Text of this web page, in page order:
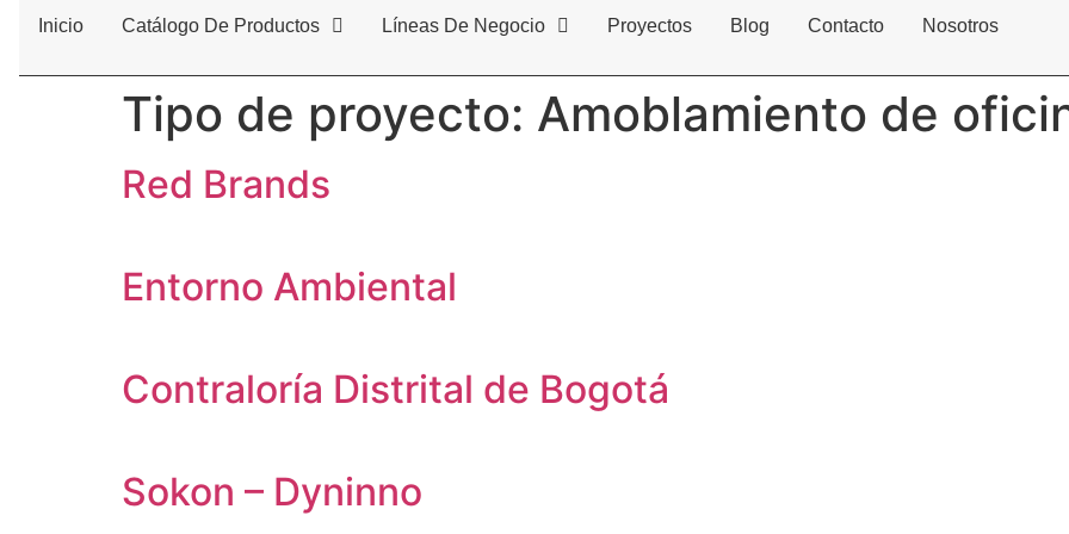
Inicio Catálogo De Productos Líneas De Negocio Proyectos Blog Contacto Nosotros
Tipo de proyecto: Amoblamiento de
Red Brands
Entorno Ambiental
Contraloría Distrital de Bogotá
Sokon – Dyninno